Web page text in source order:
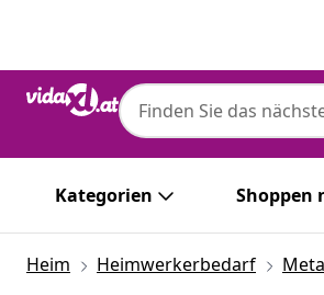
Kategorien Shoppen
Heim Heimwerkerbedarf